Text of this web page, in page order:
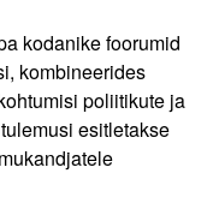
kodanike foorumid
kombineerides
poliitikute ja
esitletakse